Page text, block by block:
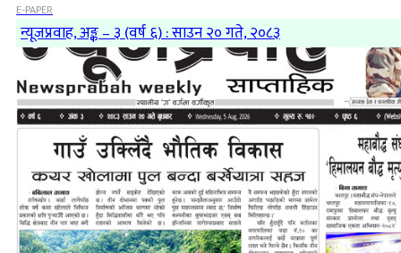
E-PAPER
न्यूजप्रवाह, अङ्क – ३ (वर्ष ६) : साउन २० गते, २०८३